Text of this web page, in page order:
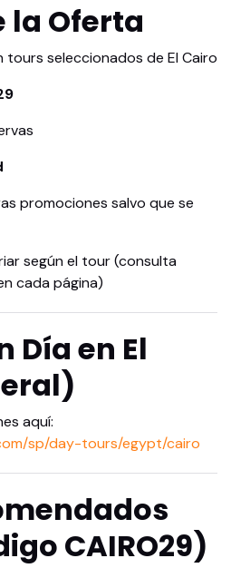
la Oferta
tours seleccionados de El Cairo
promociones salvo que se
según el tour (consulta
cada página)
Día en El
aquí:
sp/day-tours/egypt/cairo
CAIRO29)